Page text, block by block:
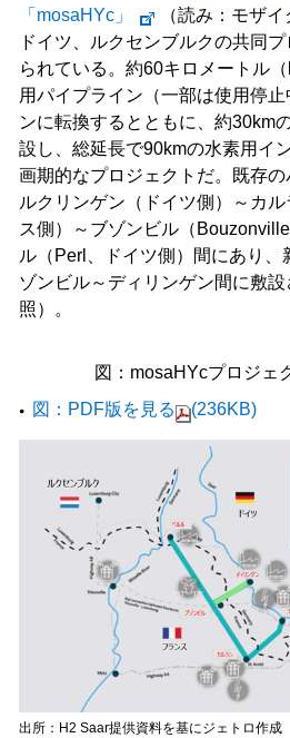
「mosaHYc」
（読み：モザ
ドイツ、ルクセンブルクの共同
られている。約60キロメートル
用パイプライン（一部は使用停
ンに転換するとともに、約30km
設し、総延長で90kmの水素用イ
画期的なプロジェクトだ。既存
ルクリンゲン（ドイツ側）～カ
ス側）～ブゾンビル（
ル（Perl、ドイツ側）間にあり
ゾンビル～ディリンゲン間に敷
照）。
図：mosaHYcプロジェ
図：PDF版を見る
(236KB)
出所：H2 Saar提供資料を基にジェトロ作成